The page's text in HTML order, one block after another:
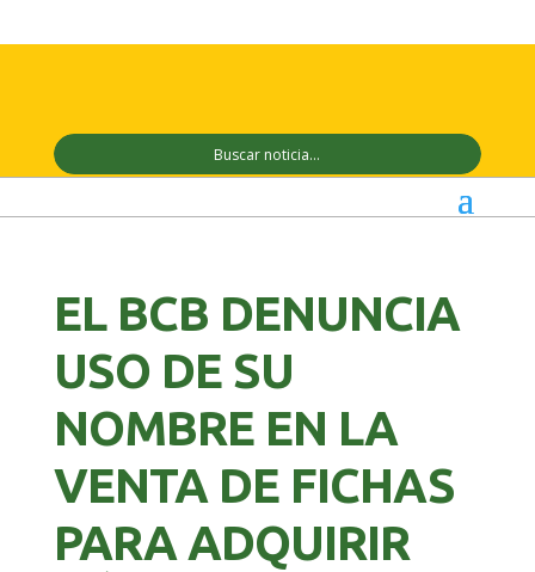
EL BCB DENUNCIA
USO DE SU
NOMBRE EN LA
VENTA DE FICHAS
PARA ADQUIRIR